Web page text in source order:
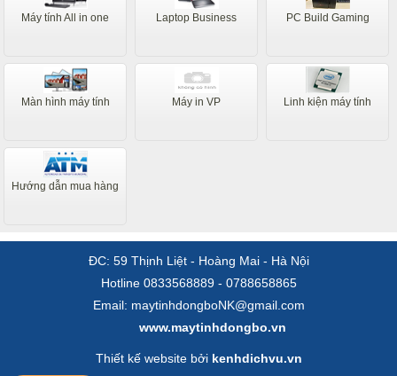
Máy tính All in one Laptop Business PC Build Gaming
Màn hình máy tính Máy in VP Linh kiện máy tính
Hướng dẫn mua hàng
ĐC: 59 Thịnh Liệt - Hoàng Mai - Hà Nội
Hotline 0833568889 - 0788658865
Email: maytinhdongboNK@gmail.com
www.maytinhdongbo.vn
Thiết kế website bởi kenhdichvu.vn